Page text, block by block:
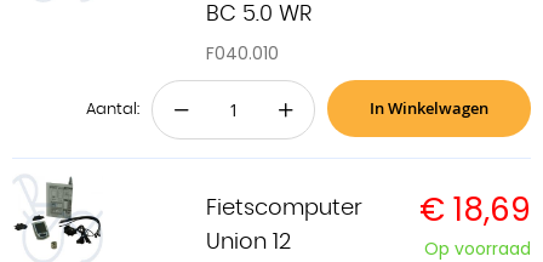
BC 5.0 WR
F040.010
Aantal: − + In Winkelwagen
Fietscomputer
Union 12
€ 18,69
Op voorraad